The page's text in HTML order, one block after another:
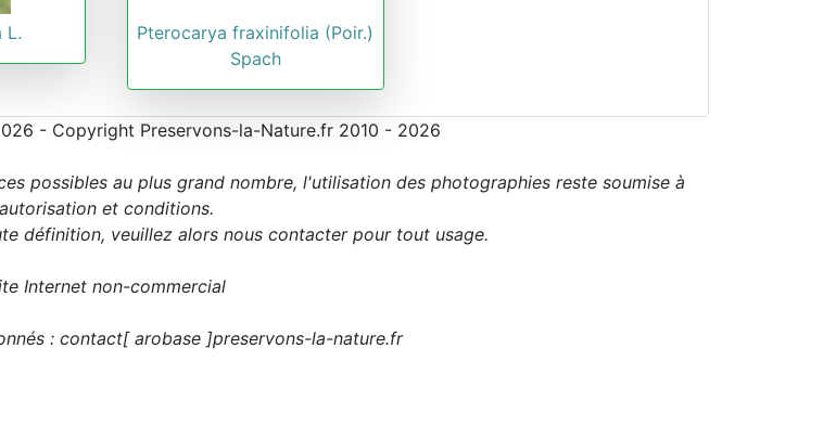
L.
Pterocarya fraxinifolia (Poir.)
Spach
- Copyright Preservons-la-Nature.fr 2010 - 2026
possibles au plus grand nombre, l'utilisation des photographies reste soumise à
autorisation et conditions.
définition, veuillez alors nous contacter pour tout usage.
Internet non-commercial
: contact[ arobase ]preservons-la-nature.fr